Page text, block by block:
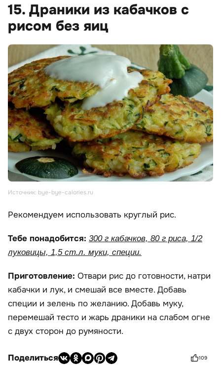
15. Драники из кабачков с
рисом без яиц
Источник: bye-bye-calories.ru
Рекомендуем использовать круглый рис.
Тебе понадобится: 300 г кабачков, 80 г риса, 1/2
луковицы, 1,5 ст.л. муки, специи.
Приготовление: Отвари рис до готовности, натри
кабачки и лук, и смешай все вместе. Добавь
специи и зелень по желанию. Добавь муку,
перемешай тесто и жарь драники на слабом огне
с двух сторон до румяности.
Поделиться 109